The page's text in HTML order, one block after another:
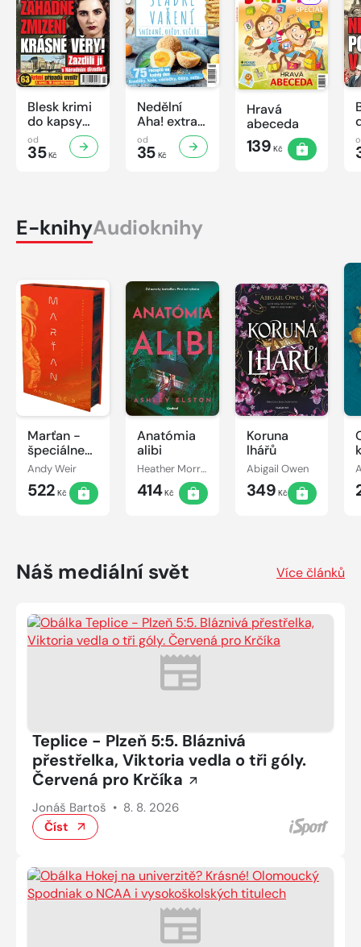
Blesk krimi
do kapsy
č.7/2026
od
35Kč
Nedělní
Aha! extra
č.3/2026
Úsporná
od
35Kč
Hravá
abeceda
139 Kč
E-knihyAudioknihy
Marťan -
špeciálne
vydanie
Andy Weir
522 Kč
Anatómia
alibi
Heather Morrisová
414Kč
Koruna
lhářů
Abigail Owen
349 Kč
Náš mediální svět Více článků
Teplice - Plzeň 5:5. Bláznivá
přestřelka, Viktoria vedla o tři góly.
Červená pro Krčíka
Jonáš Bartoš • 8. 8. 2026
Číst